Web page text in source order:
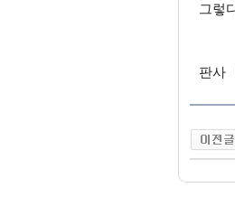
그렇
판사